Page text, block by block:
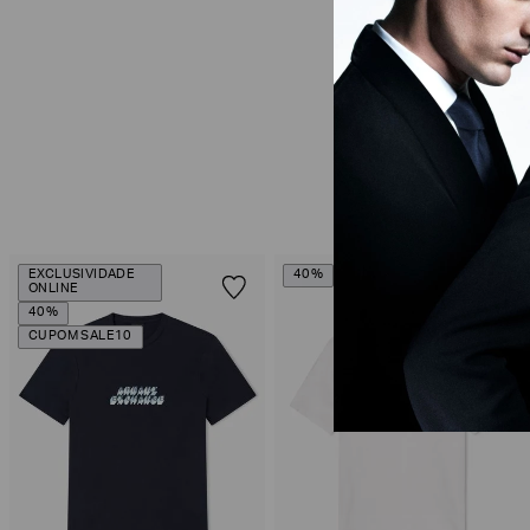
EXCLUSIVIDADE
ONLINE
40%
CUPOM SALE10
40%